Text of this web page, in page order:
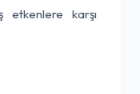
karşı